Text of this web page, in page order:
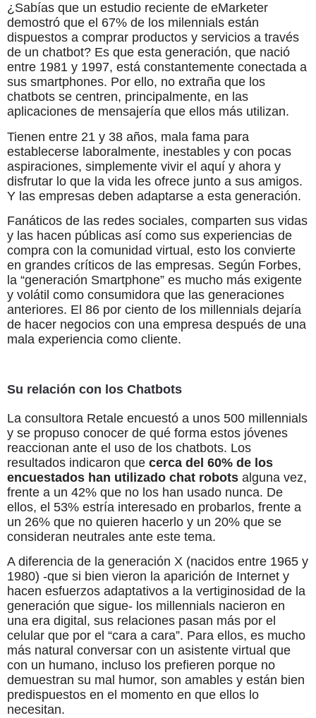
¿Sabías que un estudio reciente de eMarketer
demostró que el 67% de los milennials están
dispuestos a comprar productos y servicios a través
de un chatbot? Es que esta generación, que nació
entre 1981 y 1997, está constantemente conectada a
sus smartphones. Por ello, no extraña que los
chatbots se centren, principalmente, en las
aplicaciones de mensajería que ellos más utilizan.
Tienen entre 21 y 38 años, mala fama para
establecerse laboralmente, inestables y con pocas
aspiraciones, simplemente vivir el aquí y ahora y
disfrutar lo que la vida les ofrece junto a sus amigos.
Y las empresas deben adaptarse a esta generación.
Fanáticos de las redes sociales, comparten sus vidas
y las hacen públicas así como sus experiencias de
compra con la comunidad virtual, esto los convierte
en grandes críticos de las empresas. Según Forbes,
la “generación Smartphone” es mucho más exigente
y volátil como consumidora que las generaciones
anteriores. El 86 por ciento de los millennials dejaría
de hacer negocios con una empresa después de una
mala experiencia como cliente.
Su relación con los Chatbots
La consultora Retale encuestó a unos 500 millennials
y se propuso conocer de qué forma estos jóvenes
reaccionan ante el uso de los chatbots. Los
resultados indicaron que cerca del 60% de los
encuestados han utilizado chat robots alguna vez,
frente a un 42% que no los han usado nunca. De
ellos, el 53% estría interesado en probarlos, frente a
un 26% que no quieren hacerlo y un 20% que se
consideran neutrales ante este tema.
A diferencia de la generación X (nacidos entre 1965 y
1980) -que si bien vieron la aparición de Internet y
hacen esfuerzos adaptativos a la vertiginosidad de la
generación que sigue- los millennials nacieron en
una era digital, sus relaciones pasan más por el
celular que por el “cara a cara”. Para ellos, es mucho
más natural conversar con un asistente virtual que
con un humano, incluso los prefieren porque no
demuestran su mal humor, son amables y están bien
predispuestos en el momento en que ellos lo
necesitan.